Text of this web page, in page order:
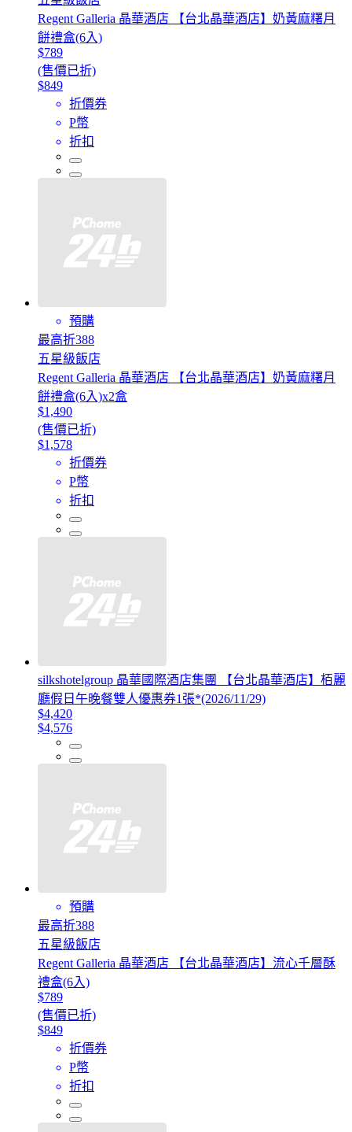
Regent Galleria 晶華酒店 【台北晶華酒店】奶黃麻糬月
餅禮盒(6入)
$789
(售價已折)
$849
折價券
P幣
折扣
預購
最高折388
五星級飯店
Regent Galleria 晶華酒店 【台北晶華酒店】奶黃麻糬月
餅禮盒(6入)x2盒
$1,490
(售價已折)
$1,578
折價券
P幣
折扣
silkshotelgroup 晶華國際酒店集團 【台北晶華酒店】栢麗
廳假日午晚餐雙人優惠券1張*(2026/11/29)
$4,420
$4,576
預購
最高折388
五星級飯店
Regent Galleria 晶華酒店 【台北晶華酒店】流心千層酥
禮盒(6入)
$789
(售價已折)
$849
折價券
P幣
折扣